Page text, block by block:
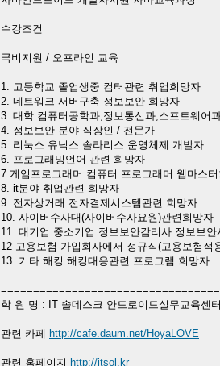
수강조건
국비지원 / 오프라인 교육
1. 고등학교 졸업생중 컴터관련 취업희망자
2. 네트워크 서버구축 정보보안 희망자
3. 대학 컴퓨터공학과,정보통신과,소프트웨어
4. 정보보안 분야 직장인 / 전문가
5. 리눅스 유닉스 솔라리스 운영체제 개발자
6. 프로그래밍언어 관련 희망자
7.게임프로그래머 컴퓨터 프로그래머 웹마스
8. it분야 취업관련 희망자
9. 전자상거래 전자결제시스템관련 희망자
10. 사이버수사대(사이버수사요원)관련희망자
11. 대기업 중소기업 정보보안감리사 정보보안
12 고용보험 가입회사에서 정규직(고용보험적
13. 기타 해킹 해킹대응관련 프로그램 희망자
학 원 명 : IT 솔데스크 안드로이드실무교육센
관련 카페 http://cafe.daum.net/HoyaLOVE
관련 홈페이지 http://itsol.kr